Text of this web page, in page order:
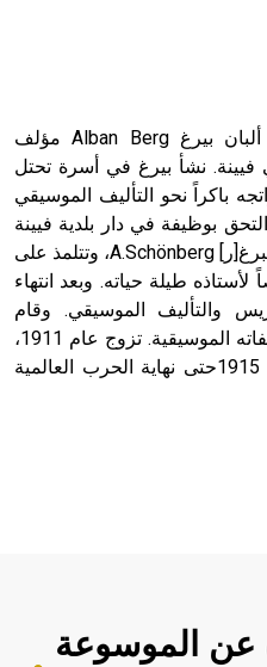
بيرغ (ألبان ـ) (1885 ـ 1935) ألبان بيرغ Alban Berg مؤلف
نشأ بيرغ في أسرة تحتل
باكراً نحو التأليف الموسيقي
بوظيفة في دار بلدية فيينة
عام 1904. تعّرف بيرغ أرنولد شونبرغ[ر] A.Schönberg، وتتلمذ على
وبقي مخلصاً لأستاذه طيلة حياته. وبعد انتهاء
والتأليف الموسيقي. وقام
برحلات فنية خارج بلاده لأداء مؤلفاته الموسيقية. تزوج عام 1911،
وأدى الخدمة العسكرية في عام 1915حتى نهاية الحرب العالمية
عن الموسوعة